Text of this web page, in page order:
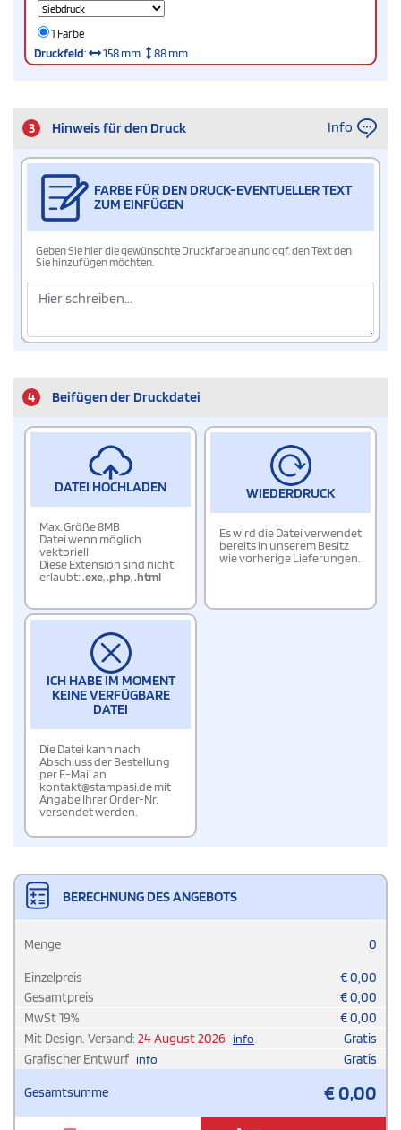
1 Farbe
Druckfeld: 158 mm 88 mm
3 Hinweis für den Druck Info
FARBE FÜR DEN DRUCK-EVENTUELLER TEXT
ZUM EINFÜGEN
Geben Sie hier die gewünschte Druckfarbe an und ggf. den Text den
Sie hinzufügen möchten.
4 Beifügen der Druckdatei
DATEI HOCHLADEN
Max. Größe 8MB
Datei wenn möglich
vektoriell
Diese Extension sind nicht
erlaubt:.exe,.php,.html
WIEDERDRUCK
Es wird die Datei verwendet
bereits in unserem Besitz
wie vorherige Lieferungen.
ICH HABE IM MOMENT
KEINE VERFÜGBARE
DATEI
Die Datei kann nach
Abschluss der Bestellung
per E-Mail an
kontakt@stampasi.de mit
Angabe Ihrer Order-Nr.
versendet werden.
BERECHNUNG DES ANGEBOTS
Menge 0
Einzelpreis €0,00
Gesamtpreis
€0,00
MwSt19% €0,00
Mit Design. Versand: 24 August 2026 info
Gratis
Grafischer Entwurf info Gratis
Gesamtsumme €0,00